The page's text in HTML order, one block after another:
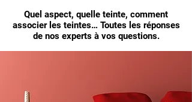
Quel aspect, quelle teinte, comment
associer les teintes… Toutes les réponses
de nos experts à vos questions.